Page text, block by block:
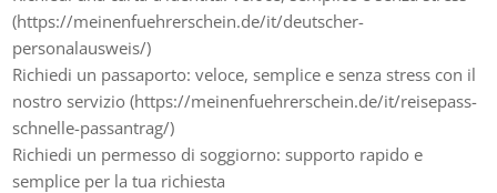
(https://meinenfuehrerschein.de/it/deutscher-
personalausweis/)
Richiedi un passaporto: veloce, semplice e senza stress con il
nostro servizio (https://meinenfuehrerschein.de/it/reisepass-
schnelle-passantrag/)
Richiedi un permesso di soggiorno: supporto rapido e
semplice per la tua richiesta